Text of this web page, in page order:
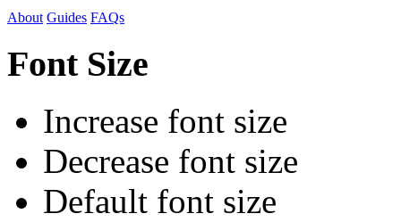
About Guides FAQs
Font Size
Increase font size
Decrease font size
Default font size